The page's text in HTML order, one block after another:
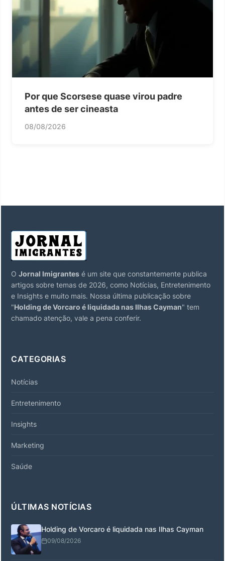
Por que Scorsese quase virou padre
antes de ser cineasta
08/08/2026
O Jornal Imigrantes é um site que constantemente publica
artigos sobre temas de 2026, como Notícias, Entretenimento
e Insights e muito mais. Nossa última publicação sobre
"Holding de Vorcaro é liquidada nas Ilhas Cayman" tem
chamado atenção, vale a pena conferir.
CATEGORIAS
Notícias
Entretenimento
Insights
Marketing
Saúde
ÚLTIMAS NOTÍCIAS
Holding de Vorcaro é liquidada nas Ilhas Cayman
09/08/2026